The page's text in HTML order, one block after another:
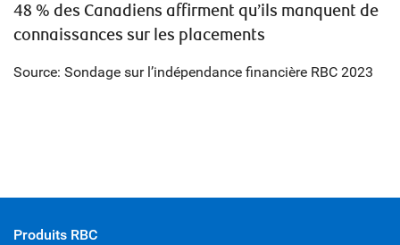
48 % des Canadiens affirment qu’ils manquent de
connaissances sur les placements
Source: Sondage sur l’indépendance financière RBC 2023
Produits RBC